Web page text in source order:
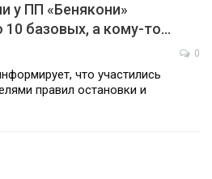
у ПП «Бенякони»
базовых, а кому-то…
0
что участились
правил остановки и